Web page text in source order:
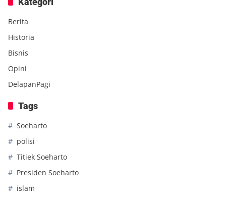
Berita
Historia
Bisnis
Opini
DelapanPagi
Tags
Soeharto
polisi
Titiek Soeharto
Presiden Soeharto
islam